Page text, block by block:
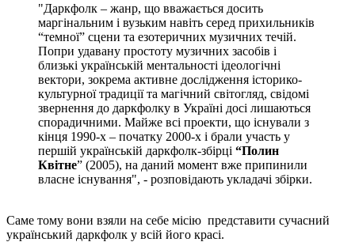
"Даркфолк – жанр, що вважається досить
маргінальним і вузьким навіть серед прихильників
“темної” сцени та езотеричних музичних течій.
Попри удавану простоту музичних засобів і
близькі українській ментальності ідеологічні
вектори, зокрема активне дослідження історико-
культурної традиції та магічний світогляд, свідомі
звернення до даркфолку в Україні досі лишаються
спорадичними. Майже всі проекти, що існували з
кінця 1990-х – початку 2000-х і брали участь у
першій українській даркфолк-збірці “Полин
Квітне” (2005), на даний момент вже припинили
власне існування", - розповідають укладачі збірки.
Саме тому вони взяли на себе місію представити сучасний
український даркфолк у всій його красі.